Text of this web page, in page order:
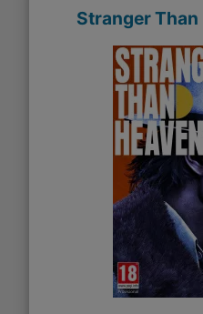
Stranger Than